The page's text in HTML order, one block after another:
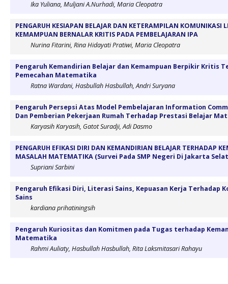
Ika Yuliana, Muljani A.Nurhadi, Maria Cleopatra
PENGARUH KESIAPAN BELAJAR DAN KETERAMPILAN KOMUNIKASI
KEMAMPUAN BERNALAR KRITIS PADA PEMBELAJARAN IPA
Nurina Fitarini, Rina Hidayati Pratiwi, Maria Cleopatra
Pengaruh Kemandirian Belajar dan Kemampuan Berpikir Kritis
Pemecahan Matematika
Ratna Wardani, Hasbullah Hasbullah, Andri Suryana
Pengaruh Persepsi Atas Model Pembelajaran Information
Dan Pemberian Pekerjaan Rumah Terhadap Prestasi Belajar
Karyasih Karyasih, Gatot Suradji, Adi Dasmo
PENGARUH EFIKASI DIRI DAN KEMANDIRIAN BELAJAR TERHADAP
MASALAH MATEMATIKA (Survei Pada SMP Negeri Di Jakarta
Supriani Sarbini
Pengaruh Efikasi Diri, Literasi Sains, Kepuasan Kerja Terhadap
Sains
kardiana prihatiningsih
Pengaruh Kuriositas dan Komitmen pada Tugas terhadap
Matematika
Rahmi Auliaty, Hasbullah Hasbullah, Rita Laksmitasari Rahayu